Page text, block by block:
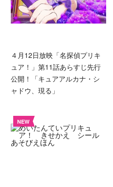
４月12日放映「名探偵プリキ
ュア！」第11話あらすじ先行
公開！「キュアアルカナ・シ
ャドウ、現る」
NEW